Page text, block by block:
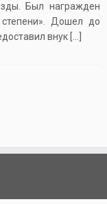
Был награжден
Дошел до
внук […]